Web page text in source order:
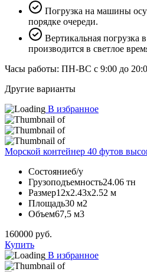
Погрузка на машины
порядке очереди.
Вертикальная
производится в светлое
Часы работы: ПН-ВС с 9:00 до
Другие варианты
В избранное
Морской контейнер 40 футов
Состояниеб/у
Грузоподъемность24.06 тн
Размер12х2.43х2.52 м
Площадь30 м2
Объем67,5 м3
160000 руб.
Купить
В избранное